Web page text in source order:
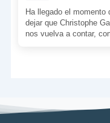
Ha llegado el momento
dejar que Christophe
nos vuelva a contar,